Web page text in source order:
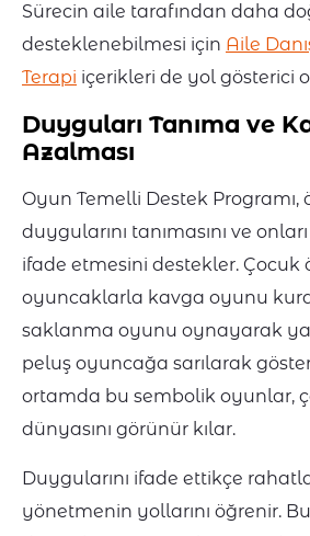
Sürecin aile tarafından daha
desteklenebilmesi için Aile
Terapi içerikleri de yol gösterici
Duyguları Tanıma ve
Azalması
Oyun Temelli Destek
duygularını tanımasını ve
ifade etmesini destekler. Çocuk
oyuncaklarla kavga oyunu
saklanma oyunu oynayarak ya
peluş oyuncağa sarılarak
ortamda bu sembolik oyunlar,
dünyasını görünür kılar.
Duygularını ifade ettikçe
yönetmenin yollarını öğrenir.